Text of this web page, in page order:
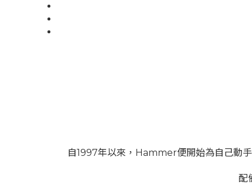
自1997年以來，Hammer便開始為自己動
配